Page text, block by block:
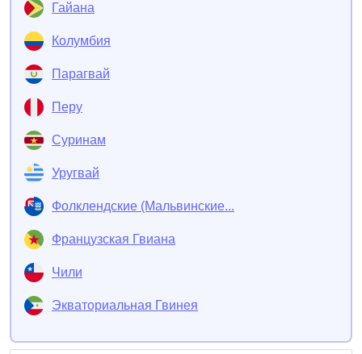
Гайана
Колумбия
Парагвай
Перу
Суринам
Уругвай
Фолклендские (Мальвинские...
Французская Гвиана
Чили
Экваториальная Гвинея